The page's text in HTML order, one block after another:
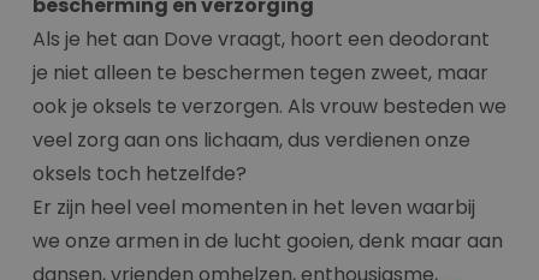
bescherming en verzorging
Als je het aan Dove vraagt, hoort een deodorant
je niet alleen te beschermen tegen zweet, maar
ook je oksels te verzorgen. Als vrouw besteden we
veel zorg aan ons lichaam, dus verdienen onze
oksels toch hetzelfde?
Er zijn heel veel momenten in het leven waarbij
we onze armen in de lucht gooien, denk maar aan